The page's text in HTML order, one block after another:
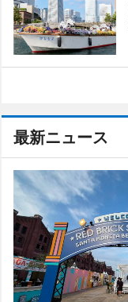
最新ニュース